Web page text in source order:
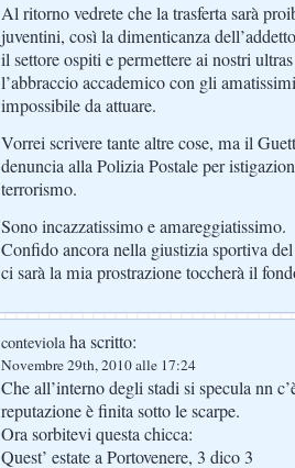
Al ritorno vedrete che la trasferta sarà
juventini, così la dimenticanza
il settore ospiti e permettere ai nostri
l’abbraccio accademico con gli
impossibile da attuare.
Vorrei scrivere tante altre cose, ma il
denuncia alla Polizia Postale per
terrorismo.
Sono incazzatissimo e amareggiatissimo.
Confido ancora nella giustizia sportiva
ci sarà la mia prostrazione toccherà il
conteviolaha scritto:
Novembre 29th, 2010 alle 17:24
Che all’interno degli stadi si specula nn
reputazione è finita sotto le scarpe.
Ora sorbitevi questa chicca:
Quest’ estate a Portovenere, 3 dico 3